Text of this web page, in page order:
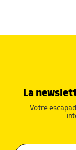
La
Votre